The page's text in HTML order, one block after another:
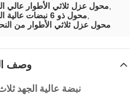
محول عزل ثلاثي الأطوار عالي
محول ذو 6 نبضات عالية الجهد
محول عزل ثلاثي الأطوار من
وصف
6 نبضة عالية الجهد